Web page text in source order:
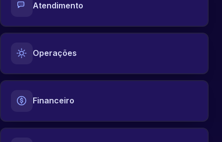
Atendimento
Operações
Financeiro